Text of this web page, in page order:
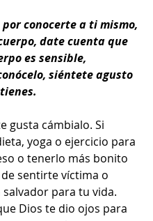
por conocerte a ti mismo,
date cuenta que
es sensible,
siéntete agusto
gusta cámbialo. Si
yoga o ejercicio para
o tenerlo más bonito
sentirte víctima o
para tu vida.
Dios te dio ojos para